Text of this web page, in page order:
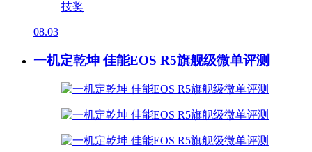
08.03
一机定乾坤 佳能EOS R5旗舰级微单评测